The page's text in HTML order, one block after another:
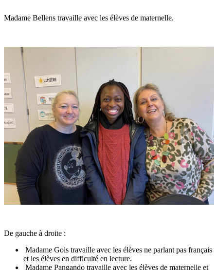
Madame Bellens travaille avec les élèves de maternelle.
De gauche à droite :
Madame Gois travaille avec les élèves ne parlant pas français
et les élèves en difficulté en lecture.
Madame Pangando travaille avec les élèves de maternelle et